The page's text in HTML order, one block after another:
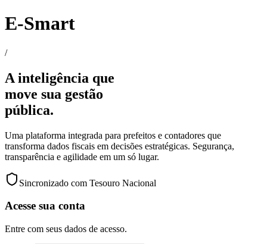
E-Smart
/
A inteligência que
move sua gestão
pública.
Uma plataforma integrada para prefeitos e contadores que
transforma dados fiscais em decisões estratégicas. Segurança,
transparência e agilidade em um só lugar.
Sincronizado com Tesouro Nacional
Acesse sua conta
Entre com seus dados de acesso.